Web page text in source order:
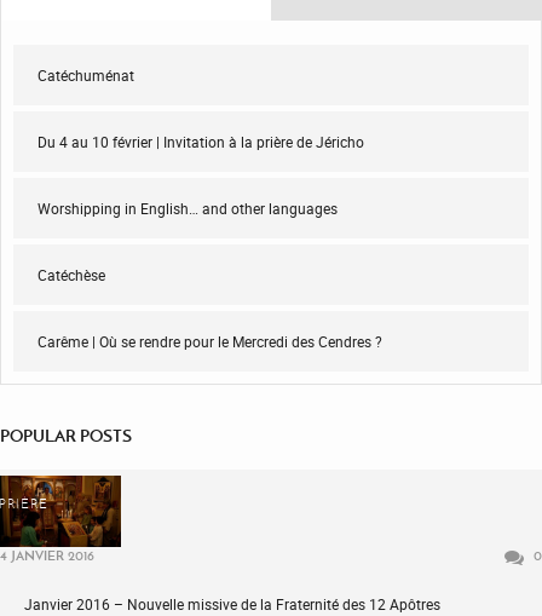
Catéchuménat
Du 4 au 10 février | Invitation à la prière de Jéricho
Worshipping in English… and other languages
Catéchèse
Carême | Où se rendre pour le Mercredi des Cendres ?
POPULAR POSTS
PRIÈRE
4 JANVIER 2016 0
Janvier 2016 – Nouvelle missive de la Fraternité des 12 Apôtres